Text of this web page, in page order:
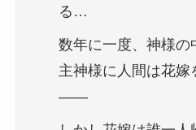
る…
数年に一度、神様の
主神様に人間は花嫁
――